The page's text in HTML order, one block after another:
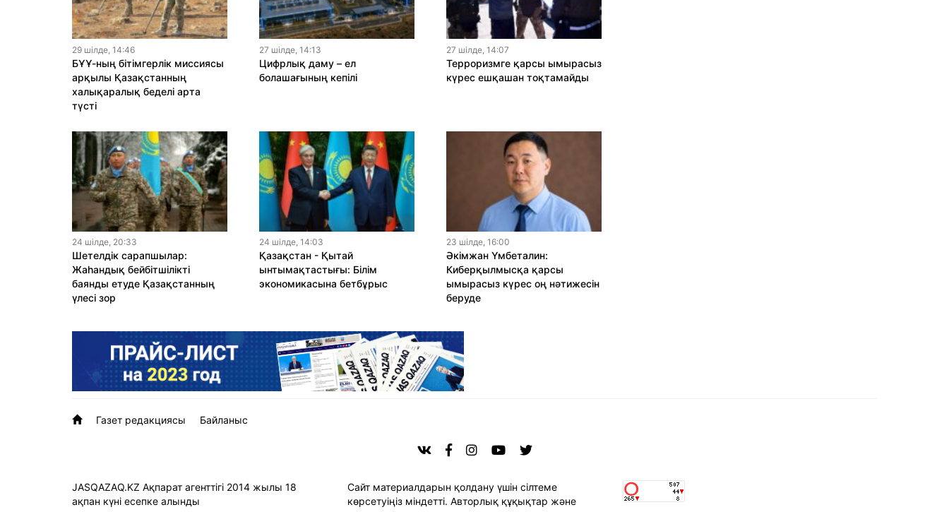
29 шiлде, 14:46
БҰҰ-ның бітімгерлік миссиясы
арқылы Қазақстанның
халықаралық беделі арта
түсті
27 шiлде, 14:13
Цифрлық даму – ел
болашағының кепілі
27 шiлде, 14:07
Терроризмге қарсы ымырасыз
күрес ешқашан тоқтамайды
24 шiлде, 20:33
Шетелдік сарапшылар:
Жаһандық бейбітшілікті
баянды етуде Қазақстанның
үлесі зор
24 шiлде, 14:03
Қазақстан - Қытай
ынтымақтастығы: Білім
экономикасына бетбұрыс
23 шiлде, 16:00
Әкімжан Үмбеталин:
Киберқылмысқа қарсы
ымырасыз күрес оң нәтижесін
беруде
Газет редакциясы Байланыс
JASQAZAQ.KZ Ақпарат агенттігі 2014 жылы 18
ақпан күні есепке алынды
Сайт материалдарын қолдану үшін сілтеме
көрсетуіңіз міндетті. Авторлық құқықтар және